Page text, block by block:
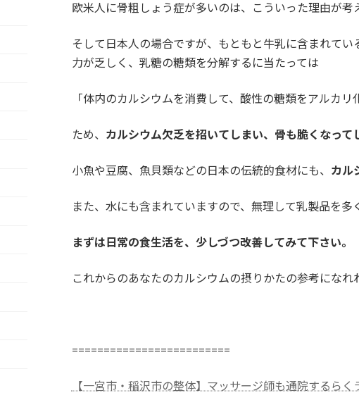
欧米人に骨粗しょう症が多いのは、こういった理由が考
そして日本人の場合ですが、もともと牛乳に含まれてい
力が乏しく、乳糖の糖類を分解するに当たっては
「体内のカルシウムを消費して、酸性の糖類をアルカリ
ため、 カルシウム欠乏を招いてしまい、骨も脆くなって
小魚や豆腐、魚貝類などの日本の伝統的食材にも、 カル
また、水にも含まれていますので、無理して乳製品を多
まずは日常の食生活を、少しづつ改善してみて下さい。
これからのあなたのカルシウムの摂りかたの参考になれ
=========================
【一宮市・稲沢市の整体】マッサージ師も通院するらく